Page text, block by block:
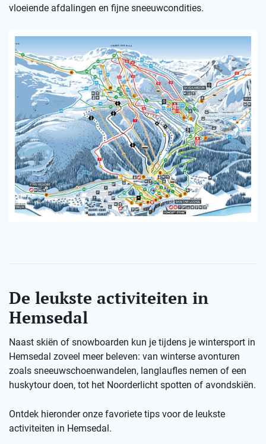
vloeiende afdalingen en fijne sneeuwcondities.
De leukste activiteiten in
Hemsedal
Naast skiën of snowboarden kun je tijdens je wintersport in
Hemsedal zoveel meer beleven: van winterse avonturen
zoals sneeuwschoenwandelen, langlaufles nemen of een
huskytour doen, tot het Noorderlicht spotten of avondskiën.
Ontdek hieronder onze favoriete tips voor de leukste
activiteiten in Hemsedal.